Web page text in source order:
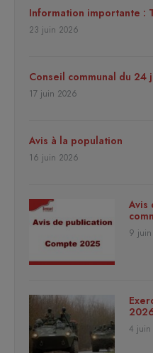
Information importante :
23 juin 2026
Conseil communal du 24
17 juin 2026
Avis à la population
16 juin 2026
Avis
9
4 juin